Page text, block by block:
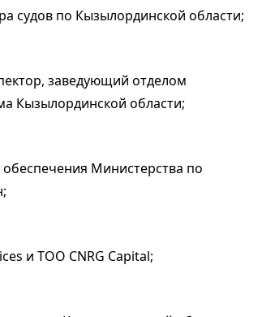
судов по Кызылординской области;
заведующий отделом
Кызылординской области;
обеспечения Министерства по
и ТОО CNRG Capital;